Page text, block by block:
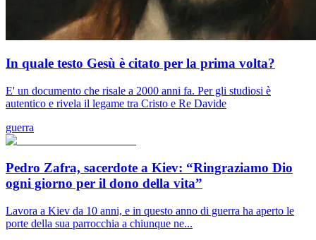
In quale testo Gesù è citato per la prima volta?
E' un documento che risale a 2000 anni fa. Per gli studiosi è
autentico e rivela il legame tra Cristo e Re Davide
guerra
Pedro Zafra, sacerdote a Kiev: “Ringraziamo Dio
ogni giorno per il dono della vita”
Lavora a Kiev da 10 anni, e in questo anno di guerra ha aperto le
porte della sua parrocchia a chiunque ne...